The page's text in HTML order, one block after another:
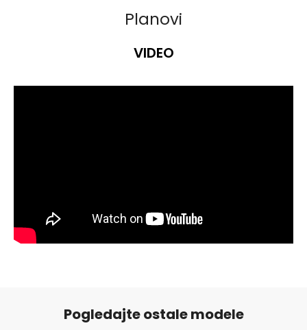
Planovi
VIDEO
Pogledajte ostale modele